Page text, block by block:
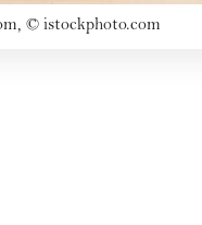
© istockphoto.com